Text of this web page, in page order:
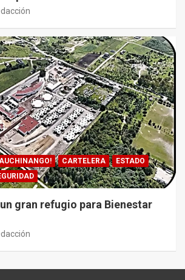
CARTELERA
ESTADO
gran refugio para Bienestar